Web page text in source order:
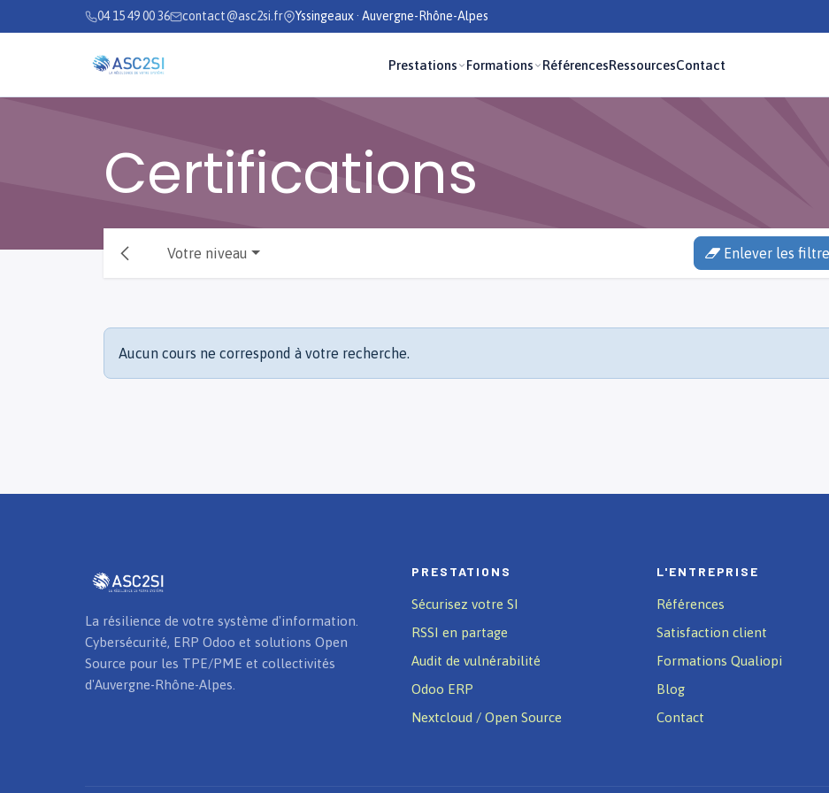
Se rendre au contenu04 15 49 00 36 contact@asc2si.fr Yssingeaux · Auvergne-Rhône-Alpes
Prestations Formations RéférencesRessourcesContact
Certifications
Votre niveau Enlever les
Aucun cours ne correspond à votre recherche.
La résilience de votre système d'information.
Cybersécurité, ERP Odoo et solutions Open
Source pour les TPE/PME et collectivités
d'Auvergne-Rhône-Alpes.
PRESTATIONS
Sécurisez votre SI
RSSI en partage
Audit de vulnérabilité
Odoo ERP
Nextcloud / Open Source
L'ENTREPRISE
Références
Satisfaction client
Formations Qualiopi
Blog
Contact